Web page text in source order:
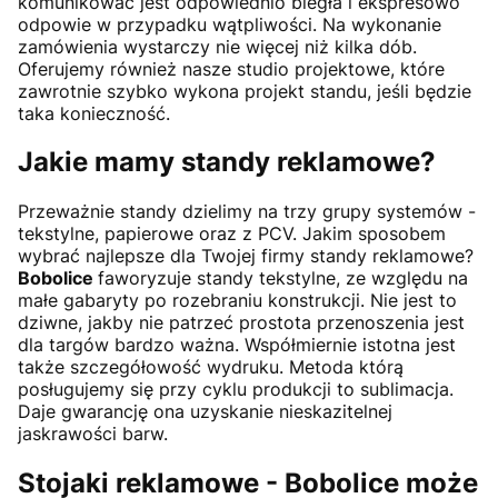
odpowie w przypadku wątpliwości. Na wykonanie
zamówienia wystarczy nie więcej niż kilka dób.
Oferujemy również nasze studio projektowe, które
zawrotnie szybko wykona projekt standu, jeśli będzie
taka konieczność.
Jakie mamy standy reklamowe?
Przeważnie standy dzielimy na trzy grupy systemów -
tekstylne, papierowe oraz z PCV. Jakim sposobem
wybrać najlepsze dla Twojej firmy standy reklamowe?
Bobolice faworyzuje standy tekstylne, ze względu na
małe gabaryty po rozebraniu konstrukcji. Nie jest to
dziwne, jakby nie patrzeć prostota przenoszenia jest
dla targów bardzo ważna. Współmiernie istotna jest
także szczegółowość wydruku. Metoda którą
posługujemy się przy cyklu produkcji to sublimacja.
Daje gwarancję ona uzyskanie nieskazitelnej
jaskrawości barw.
Stojaki reklamowe - Bobolice może